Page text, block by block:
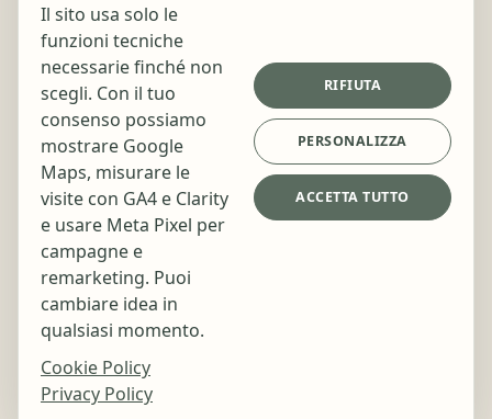
Il sito usa solo le
funzioni tecniche
necessarie finché non
scegli. Con il tuo
consenso possiamo
mostrare Google
Maps, misurare le
visite con GA4 e Clarity
e usare Meta Pixel per
campagne e
remarketing. Puoi
cambiare idea in
qualsiasi momento.
Cookie Policy
Privacy Policy
RIFIUTA
PERSONALIZZA
ACCETTA TUTTO
Centro QI
di Kristina
Pestereva
Contatti
📍 Viale Stazione, 13
33017 Tarcento (UD)
📞
345 1768 575
✉️
Orari
Lunedì -
Venerdì
9:00 -
19:00
© 2026 Centro QI. Tutti i diritti riservati.
Privacy Policy